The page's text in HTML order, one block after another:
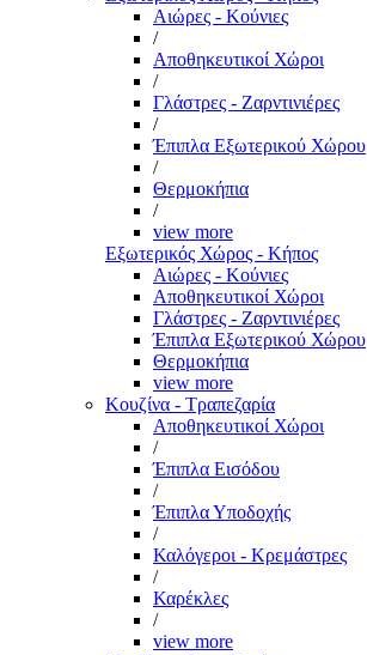
Αιώρες - Κούνιες
/
Αποθηκευτικοί Χώροι
/
Γλάστρες - Ζαρντινιέρες
/
Έπιπλα Εξωτερικού Χώρου
/
Θερμοκήπια
/
view more
Εξωτερικός Χώρος - Κήπος
Αιώρες - Κούνιες
Αποθηκευτικοί Χώροι
Γλάστρες - Ζαρντινιέρες
Έπιπλα Εξωτερικού Χώρου
Θερμοκήπια
view more
Κουζίνα - Τραπεζαρία
Αποθηκευτικοί Χώροι
/
Έπιπλα Εισόδου
/
Έπιπλα Υποδοχής
/
Καλόγεροι - Κρεμάστρες
/
Καρέκλες
/
view more